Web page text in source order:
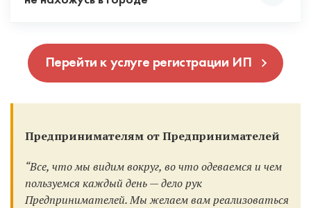
Если вы работаете с юр. лицами и ИП, то с вами не
заключат договор без наличия расчетного счета.
Поэтому открывать счет мы рекомендуем всем и
бесплатно!
ее в любой фирме в вашем городе, ее сделают за
Специалист при регистрации ИП
проконсультирует вас по всем режимам
налогообложения и поможет выбрать
система налогообложения, тогда вы будете
Да можно. Для этого выпускается ЭЦП и вы
можете подать документы удаленно. Но в нашем
случае документы и так подаются удаленно,
банк Точка.
Перейти к услуге регистрации ИП
Предпринимателям от Предпринимателей
“Все, что мы видим вокруг, во что одеваемся и чем
пользуемся каждый день — дело рук
Предпринимателей. Мы желаем вам реализоваться